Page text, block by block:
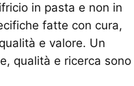
in pasta e non in
fatte con cura,
e valore. Un
qualità e ricerca sono